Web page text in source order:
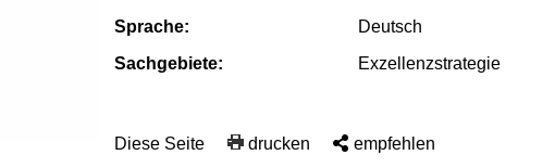
Sprache:
Deutsch
Sachgebiete:
Exzellenzstrategie
Diese Seite drucken empfehlen